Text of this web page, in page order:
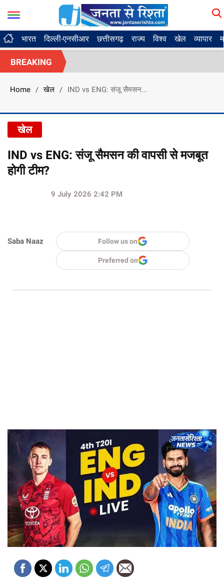
भारत दिल्ली-एनसीआर छत्तीसगढ़ राज्य विश्व खेल व्यापार
BREAKING
Home / खेल / IND vs ENG: संजू सैमसन...
खेल
IND vs ENG: संजू सैमसन की वापसी से मजबूत
होगी टीम?
Saba Naaz
9 July 2026 2:42 PM
Follow us on
Preferred on